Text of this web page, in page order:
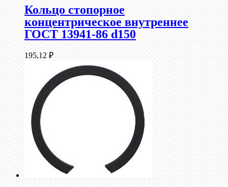
Кольцо стопорное
концентрическое внутреннее
ГОСТ 13941-86 d150
195,12 ₽